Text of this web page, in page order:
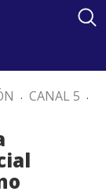
. CANAL 5 .